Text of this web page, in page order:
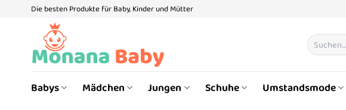
Die besten Produkte für Baby, Kinder und Mütter
Suchen
nach:
Babys Mädchen Jungen Schuhe Umstandsmode